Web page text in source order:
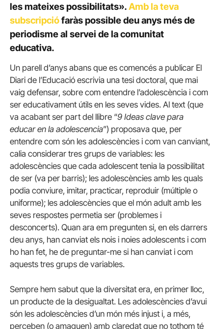
les mateixes possibilitats».Amb la teva
subscripciófaràs possible deu anys més de
periodisme al servei de la comunitat
educativa.
Un parell d’anys abans que es comencés a publicar El
Diari de l’Educació escrivia una tesi doctoral, que mai
vaig defensar, sobre com entendre l’adolescència i com
ser educativament útils en les seves vides. Al text (que
va acabant ser part del llibre “9 Ideas clave para
educar en la adolescencia”) proposava que, per
entendre com són les adolescències i com van canviant,
calia considerar tres grups de variables: les
adolescències que cada adolescent tenia la possibilitat
de ser (va per barris); les adolescències amb les quals
podia conviure, imitar, practicar, reproduir (múltiple o
uniforme); les adolescències que el món adult amb les
seves respostes permetia ser (problemes i
desconcerts). Quan ara em pregunten si, en els darrers
deu anys, han canviat els nois i noies adolescents i com
ho han fet, he de preguntar-me si han canviat i com
aquests tres grups de variables.
Sempre hem sabut que la diversitat era, en primer lloc,
un producte de la desigualtat. Les adolescències d’avui
són les adolescències d’un món més injust i, a més,
perceben (o amaguen) amb claredat que no tothom té